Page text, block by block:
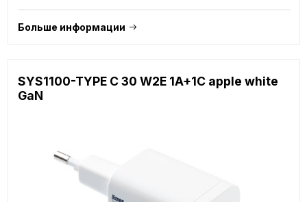
Больше информации
SYS1100-TYPE C 30 W2E 1A+1C apple white
GaN